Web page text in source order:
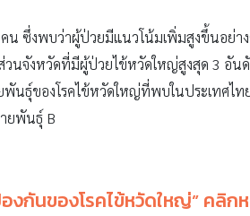
ซึ่งพบว่าผู้ป่วยมีแนวโน้มเพิ่มสูงขึ้นอย่า
วนจังหวัดที่มีผู้ป่วยไข้หวัดใหญ่สูงสุด 3 อั
นธุ์ของโรคไข้หวัดใหญ่ที่พบในประเทศ
ยพันธุ์ B
งกันของโรคไข้หวัดใหญ่” คลิก